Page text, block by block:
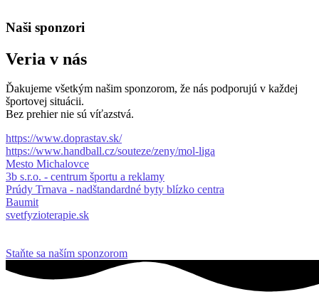
Naši sponzori
Veria v nás
Ďakujeme všetkým našim sponzorom, že nás podporujú v každej
športovej situácii.
Bez prehier nie sú víťazstvá.
https://www.doprastav.sk/
https://www.handball.cz/souteze/zeny/mol-liga
Mesto Michalovce
3b s.r.o. - centrum športu a reklamy
Prúdy Trnava - nadštandardné byty blízko centra
Baumit
svetfyzioterapie.sk
Staňte sa naším sponzorom